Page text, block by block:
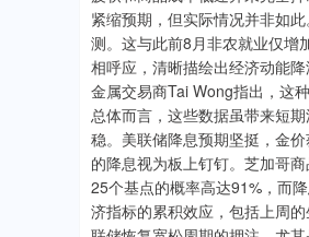
紧缩预期，但实际情况并非如
测。这与此前8月非农就业仅增
相呼应，清晰描绘出经济动能
金属交易商Tai Wong指出，这
总体而言，这些数据虽带来短
稳。美联储降息预期坚挺，金
的降息视为板上钉钉。芝加哥
25个基点的概率高达91%，而
济指标的累积效应，包括上周